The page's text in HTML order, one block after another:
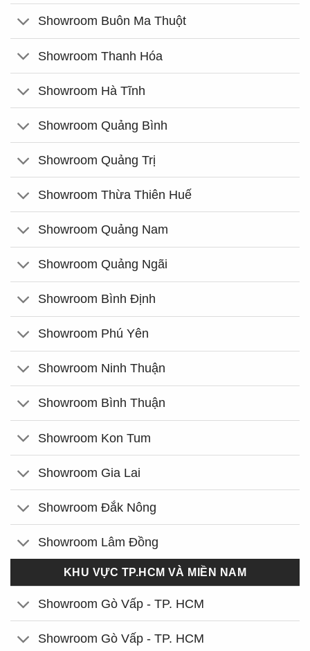
Showroom Buôn Ma Thuột
Showroom Thanh Hóa
Showroom Hà Tĩnh
Showroom Quảng Bình
Showroom Quảng Trị
Showroom Thừa Thiên Huế
Showroom Quảng Nam
Showroom Quảng Ngãi
Showroom Bình Định
Showroom Phú Yên
Showroom Ninh Thuận
Showroom Bình Thuận
Showroom Kon Tum
Showroom Gia Lai
Showroom Đắk Nông
Showroom Lâm Đồng
KHU VỰC TP.HCM VÀ MIỀN NAM
Showroom Gò Vấp - TP. HCM
Showroom Gò Vấp - TP. HCM